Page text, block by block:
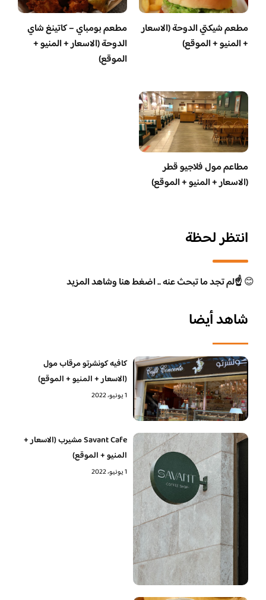
مطعم شيكتي الدوحة (الاسعار
+ المنيو + الموقع)
مطعم بومباي – كاتينغ شاي
الدوحة (الاسعار + المنيو +
الموقع)
مطاعم مول فلاجيو قطر
(الاسعار + المنيو + الموقع)
انتظر لحظة
😊☝️لم تجد ما تبحث عنه .. اضغط هنا وشاهد المزيد
شاهد أيضا
كافيه كونشرتو مرقاب مول
(الاسعار + المنيو + الموقع)
1 يونيو، 2022
Savant Cafe مشيرب (الاسعار +
المنيو + الموقع)
1 يونيو، 2022